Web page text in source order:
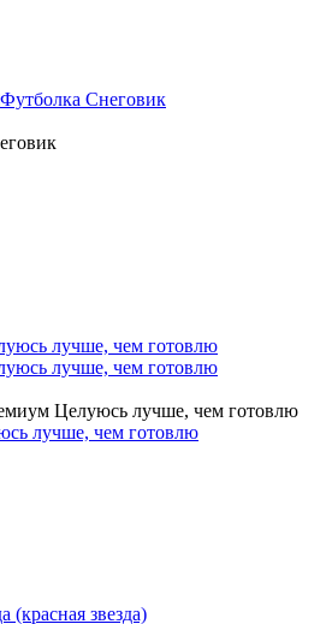
Целуюсь лучше, чем готовлю
лучше, чем готовлю